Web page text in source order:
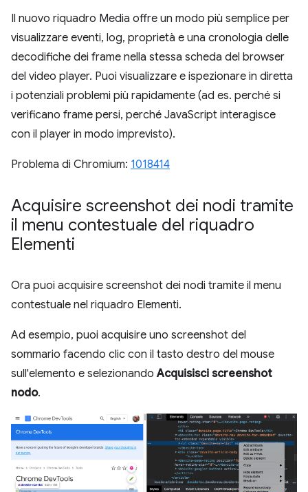
Il nuovo riquadro Media offre un modo più semplice per
visualizzare eventi, log, proprietà e una cronologia delle
decodifiche dei frame nella stessa scheda del browser
del video player. Puoi visualizzare e ispezionare in diretta
i potenziali problemi più rapidamente (ad es. perché si
verificano frame persi, perché JavaScript interagisce
con il player in modo imprevisto).
Problema di Chromium: 1018414
Acquisire screenshot dei nodi tramite
il menu contestuale del riquadro
Elementi
Ora puoi acquisire screenshot dei nodi tramite il menu
contestuale nel riquadro Elementi.
Ad esempio, puoi acquisire uno screenshot del
sommario facendo clic con il tasto destro del mouse
sull'elemento e selezionandoAcquisisci screenshot
nodo.